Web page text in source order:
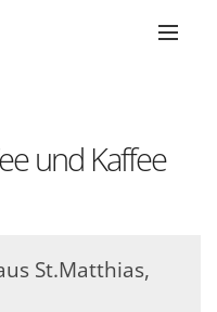
und Kaffee
St.Matthias,